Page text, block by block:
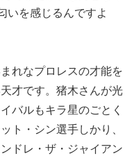
いを感じるんですよ
れなプロレスの才能を
才です。猪木さんが光
バルもキラ星のごとく
ト・シン選手しかり、
ドレ・ザ・ジャイアン